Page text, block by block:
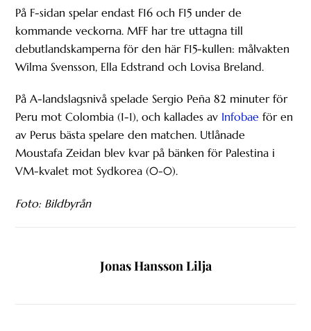
På F-sidan spelar endast F16 och F15 under de
kommande veckorna. MFF har tre uttagna till
debutlandskamperna för den här F15-kullen: målvakten
Wilma Svensson, Ella Edstrand och Lovisa Breland.
På A-landslagsnivå spelade Sergio Peña 82 minuter för
Peru mot Colombia (1-1), och kallades av Infobae för en
av Perus bästa spelare den matchen. Utlånade
Moustafa Zeidan blev kvar på bänken för Palestina i
VM-kvalet mot Sydkorea (0-0).
Foto: Bildbyrån
Jonas Hansson Lilja